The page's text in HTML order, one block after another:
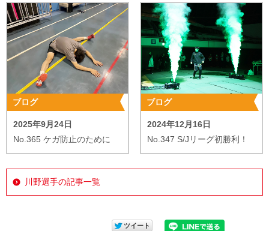
Q 厳しい状況の時、勝つために何を考えるか
A とにかく拾うことだけに集中する
ブログ
2025年9月24日
No.365 ケガ防止のために
ブログ
2024年12月16日
No.347 S/Jリーグ初勝利！
川野選手の記事一覧